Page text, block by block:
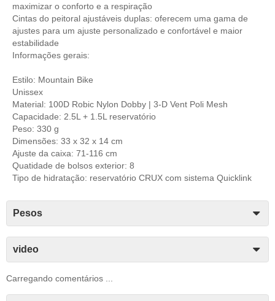
maximizar o conforto e a respiração
Cintas do peitoral ajustáveis duplas: oferecem uma gama de
ajustes para um ajuste personalizado e confortável e maior
estabilidade
Informações gerais:
Estilo: Mountain Bike
Unissex
Material: 100D Robic Nylon Dobby | 3-D Vent Poli Mesh
Capacidade: 2.5L + 1.5L reservatório
Peso: 330 g
Dimensões: 33 x 32 x 14 cm
Ajuste da caixa: 71-116 cm
Quatidade de bolsos exterior: 8
Tipo de hidratação: reservatório CRUX com sistema Quicklink
Pesos
video
Carregando comentários ...